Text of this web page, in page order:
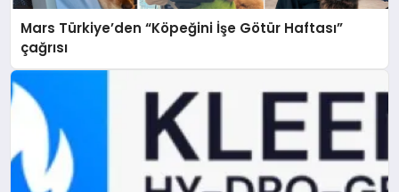
Mars Türkiye’den “Köpeğini İşe Götür Haftası”
çağrısı